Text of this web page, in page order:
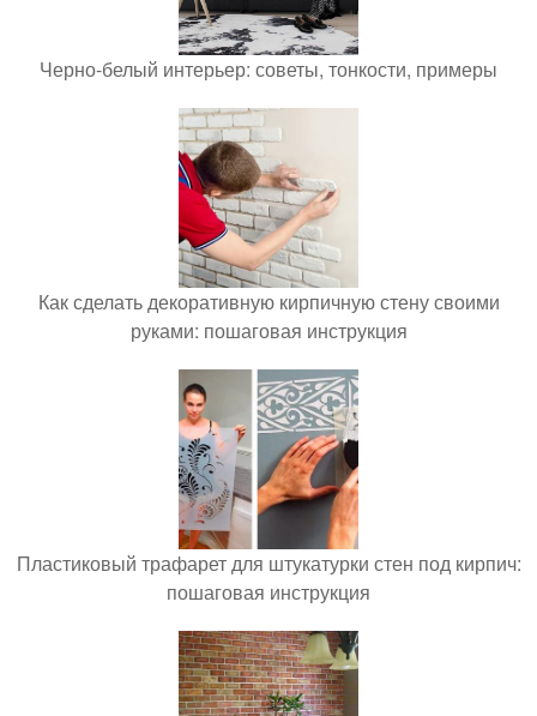
Черно-белый интерьер: советы, тонкости, примеры
Как сделать декоративную кирпичную стену своими
руками: пошаговая инструкция
Пластиковый трафарет для штукатурки стен под кирпич:
пошаговая инструкция